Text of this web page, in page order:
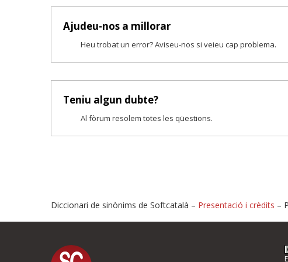
Ajudeu-nos a millorar
Heu trobat un error? Aviseu-nos si veieu cap problema.
Teniu algun dubte?
Al fòrum resolem totes les qüestions.
Proposeu-nos millores o
Diccionari de sinònims de Softcatalà – Presentació i crèdits –